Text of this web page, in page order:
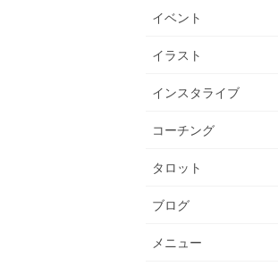
イベント
イラスト
インスタライブ
コーチング
タロット
ブログ
メニュー